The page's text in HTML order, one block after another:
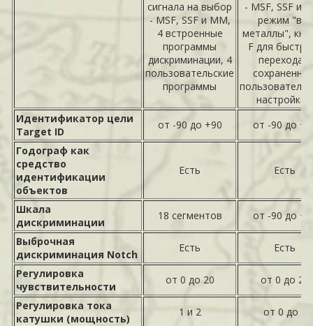
сигнала на выбор
- MSF, SSF и MM,
4 встроенные
программы
дискриминации, 4
пользовательские
программы
- MSF, SSF и
режим "все
металлы",
F для
перехода к
настройкам
Идентификатор цели
Target ID
от -90 до +90
от -90 до
Годограф как
средство
идентификации
объектов
Есть Есть
Шкала
дискриминации
18 сегментов
от -90 до
Выброчная
дискриминация Notch
Есть
Есть
Регулировка
чувствительности
от 0 до 20
от 0 до 21
Регулировка тока
катушки (мощность)
1 и 2
от 0 до 6